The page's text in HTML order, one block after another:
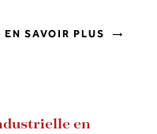
EN SAVOIR PLUS
en